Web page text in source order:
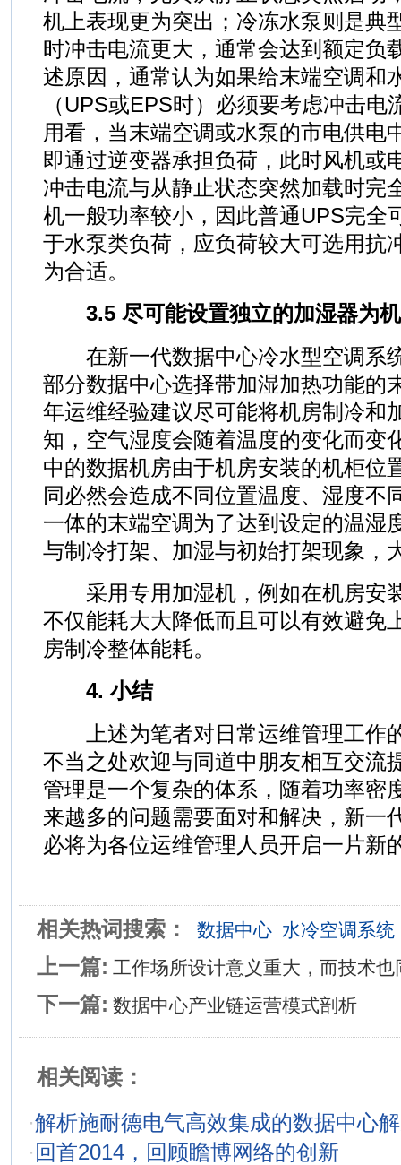
机上表现更为突出；冷冻水泵则是典
时冲击电流更大，通常会达到额定负
述原因，通常认为如果给末端空调和
（UPS或EPS时）必须要考虑冲击
用看，当末端空调或水泵的市电供电
即通过逆变器承担负荷，此时风机或
冲击电流与从静止状态突然加载时完
机一般功率较小，因此普通UPS完全
于水泵类负荷，应负荷较大可选用抗
为合适。
3.5 尽可能设置独立的加湿器为
在新一代数据中心冷水型空调系
部分数据中心选择带加湿加热功能的
年运维经验建议尽可能将机房制冷和
知，空气湿度会随着温度的变化而变
中的数据机房由于机房安装的机柜位
同必然会造成不同位置温度、湿度不
一体的末端空调为了达到设定的温湿
与制冷打架、加湿与初始打架现象，
采用专用加湿机，例如在机房安
不仅能耗大大降低而且可以有效避免
房制冷整体能耗。
4. 小结
上述为笔者对日常运维管理工作
不当之处欢迎与同道中朋友相互交流
管理是一个复杂的体系，随着功率密
来越多的问题需要面对和解决，新一
必将为各位运维管理人员开启一片新
相关热词搜索： 数据中心 水冷空调系统
上一篇: 工作场所设计意义重大，而技术也
下一篇: 数据中心产业链运营模式剖析
相关阅读：
·解析施耐德电气高效集成的数据中心
· 回首2014，回顾瞻博网络的创新